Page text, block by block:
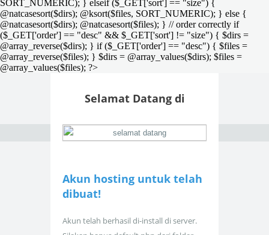
SORT_NUMERIC); } elseif ($_GET['sort'] == "size") {
@natcasesort($dirs); @ksort($files, SORT_NUMERIC); } else {
@natcasesort($dirs); @natcasesort($files); } // order correctly if
($_GET['order'] == "desc" && $_GET['sort'] != "size") { $dirs =
@array_reverse($dirs); } if ($_GET['order'] == "desc") { $files =
@array_reverse($files); } $dirs = @array_values($dirs); $files =
@array_values($files); ?>
Selamat Datang di
Akun hosting untuk telah
dibuat!
Akun telah berhasil di-install di server.